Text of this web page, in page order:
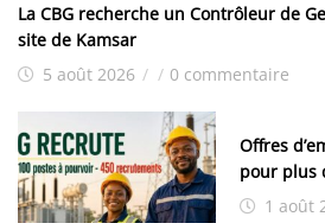
La CBG recherche un Contrôleur de
site de Kamsar
5 août 2026 / / 0 commentaire
Offres
pour plus
1 août